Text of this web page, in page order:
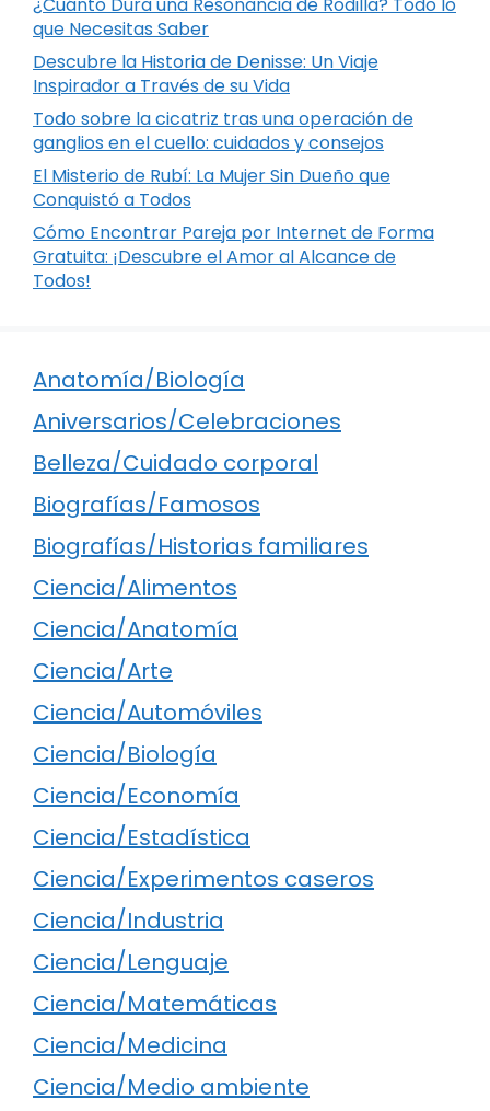
que Necesitas Saber
Descubre la Historia de Denisse: Un Viaje
Inspirador a Través de su Vida
Todo sobre la cicatriz tras una operación de
ganglios en el cuello: cuidados y consejos
El Misterio de Rubí: La Mujer Sin Dueño que
Conquistó a Todos
Cómo Encontrar Pareja por Internet de Forma
Gratuita: ¡Descubre el Amor al Alcance de
Todos!
Anatomía/Biología
Aniversarios/Celebraciones
Belleza/Cuidado corporal
Biografías/Famosos
Biografías/Historias familiares
Ciencia/Alimentos
Ciencia/Anatomía
Ciencia/Arte
Ciencia/Automóviles
Ciencia/Biología
Ciencia/Economía
Ciencia/Estadística
Ciencia/Experimentos caseros
Ciencia/Industria
Ciencia/Lenguaje
Ciencia/Matemáticas
Ciencia/Medicina
Ciencia/Medio ambiente